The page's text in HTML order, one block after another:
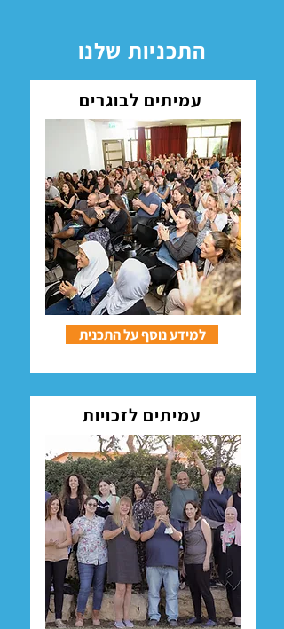
התכניות שלנו
למידע נוסף על התכנית
עמיתים לבוגרים
עמיתים לזכויות